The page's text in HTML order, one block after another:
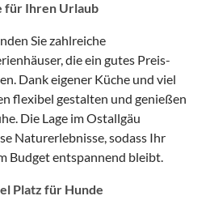
für Ihren Urlaub
Sie zahlreiche
die ein gutes Preis-
Dank eigener Küche und viel
flexibel gestalten und genießen
Die Lage im Ostallgäu
Naturerlebnisse, sodass Ihr
Budget entspannend bleibt.
Platz für Hunde